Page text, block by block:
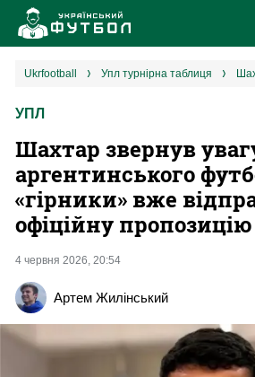
Новини
Єврокубки
УПЛ
Різне
ukrfootball упл турнірна таблиця
УПЛ
Шахтар звернув
аргентинського
«гірники» вже
офіційну пропозицію
4 червня 2026, 20:54
Артем Жилінський